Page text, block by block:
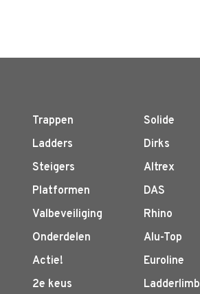
Trappen
Ladders
Steigers
Platformen
Valbeveiliging
Onderdelen
Actie!
2e keus
Solide
Dirks
Altrex
DAS
Rhino
Alu-Top
Euroline
Ladderlimb